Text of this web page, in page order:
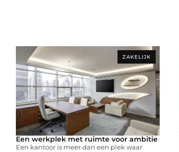
ZAKELIJK
Een werkplek met ruimte voor ambitie
Een kantoor is meer dan een plek waar